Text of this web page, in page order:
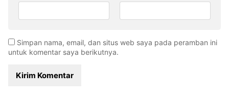
Simpan nama, email, dan situs web saya pada peramban ini
untuk komentar saya berikutnya.